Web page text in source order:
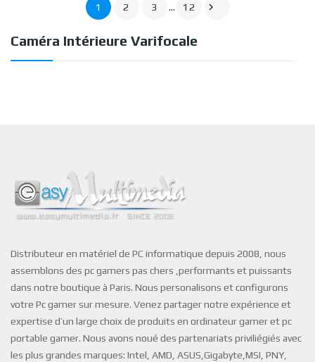
Caméra Intérieure Varifocale
1 2 3 … 12 
Distributeur en matériel de PC informatique depuis 2008, nous
assemblons des pc gamers pas chers ,performants et puissants
dans notre boutique à Paris. Nous personalisons et configurons
votre Pc gamer sur mesure. Venez partager notre expérience et
expertise d’un large choix de produits en ordinateur gamer et pc
portable gamer. Nous avons noué des partenariats priviliégiés avec
les plus grandes marques: Intel, AMD, ASUS,Gigabyte,MSI, PNY,